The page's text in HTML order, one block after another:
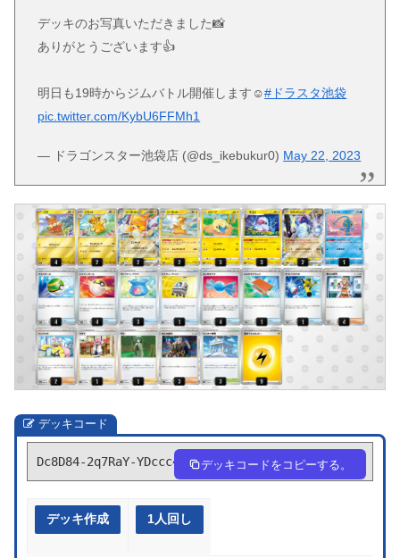
デッキのお写真いただきました📸
ありがとうございます👍
明日も19時からジムバトル開催します☺️#ドラスタ池袋
pic.twitter.com/KybU6FFMh1
— ドラゴンスター池袋店 (@ds_ikebukur0) May 22, 2023
デッキコード
Dc8D84-2q7RaY-YDccc4 デッキコードをコピーする。
デッキ作成 1人回し